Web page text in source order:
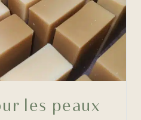
les peaux